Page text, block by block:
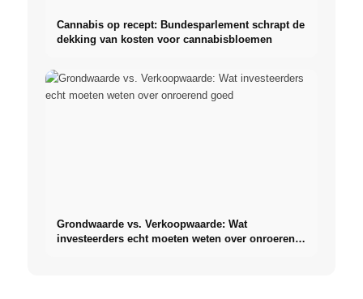
Cannabis op recept: Bundesparlement schrapt de
dekking van kosten voor cannabisbloemen
Grondwaarde vs. Verkoopwaarde: Wat
investeerders echt moeten weten over onroerend